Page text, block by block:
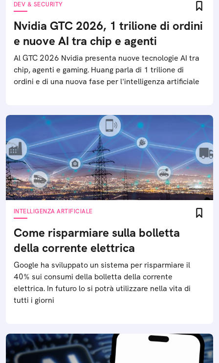
DEV & SECURITY
Nvidia GTC 2026, 1 trilione di ordini
e nuove AI tra chip e agenti
Al GTC 2026 Nvidia presenta nuove tecnologie AI tra
chip, agenti e gaming. Huang parla di 1 trilione di
ordini e di una nuova fase per l'intelligenza artificiale
INTELLIGENZA ARTIFICIALE
Come risparmiare sulla bolletta
della corrente elettrica
Google ha sviluppato un sistema per risparmiare il
40% sui consumi della bolletta della corrente
elettrica. In futuro lo si potrà utilizzare nella vita di
tutti i giorni